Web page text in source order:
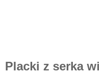
Placki z serka